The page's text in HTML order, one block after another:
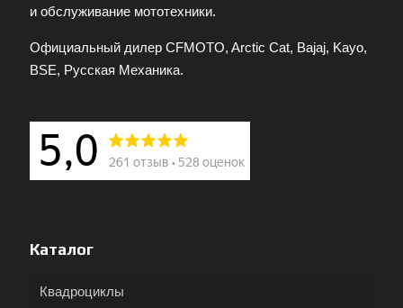
и обслуживание мототехники.
Официальный дилер CFMOTO, Arctic Cat, Bajaj, Kayo,
BSE, Русская Механика.
Каталог
Квадроциклы